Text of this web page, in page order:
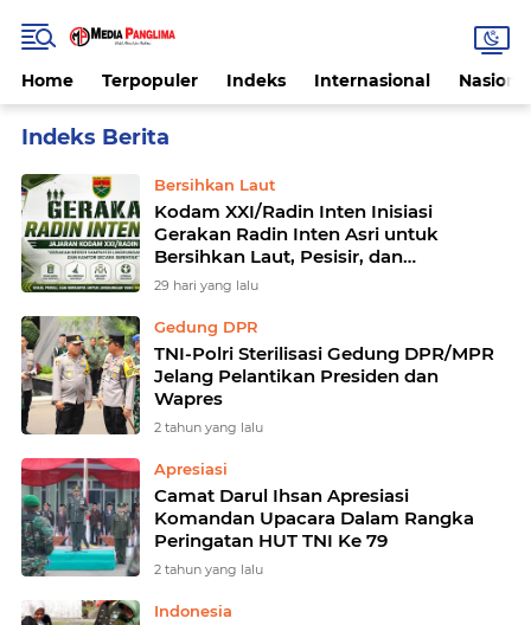
Home Terpopuler Indeks Internasional
Bersihkan Laut
Kodam XXI/Radin Inten Inisiasi
Gerakan Radin Inten Asri untuk
Bersihkan Laut, Pesisir, dan
Permukiman
29 hari yang lalu
Gedung DPR
TNI-Polri Sterilisasi Gedung DPR/MPR
Jelang Pelantikan Presiden dan
Wapres
2 tahun yang lalu
Apresiasi
Camat Darul Ihsan Apresiasi
Komandan Upacara Dalam Rangka
Peringatan HUT TNI Ke 79
2 tahun yang lalu
Indonesia